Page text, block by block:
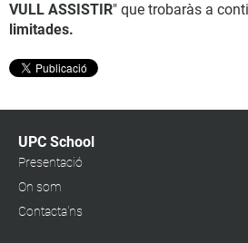
VULL ASSISTIR" que trobaràs a
limitades.
UPC School
Presentació
On som
Contacta'ns